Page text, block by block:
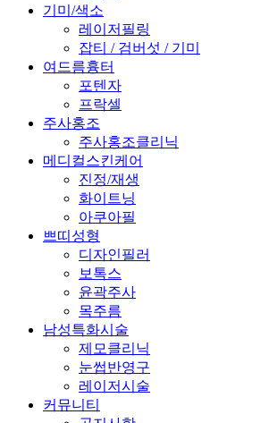
기미/색소
레이저필링
잡티 / 검버섯 / 기미
여드름흉터
포텐자
프락셀
주사홍조
주사홍조클리닉
메디컬스킨케어
진정/재생
화이트닝
아쿠아필
쁘띠성형
디자인필러
보톡스
윤곽주사
목주름
남성특화시술
제모클리닉
눈썹반영구
레이저시술
커뮤니티